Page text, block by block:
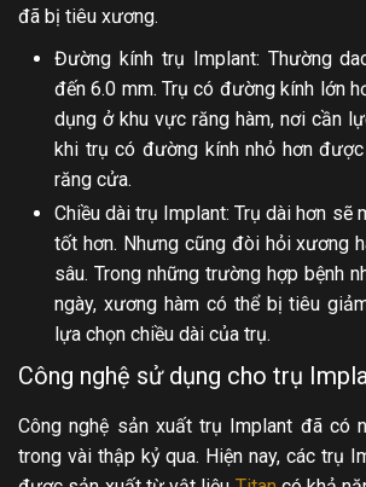
đã bị tiêu xương.
Đường kính trụ Implant: Thường
đến 6.0 mm. Trụ có đường kính lớn
dụng ở khu vực răng hàm, nơi cần
khi trụ có đường kính nhỏ hơn
răng cửa.
Chiều dài trụ Implant: Trụ dài hơn sẽ
tốt hơn. Nhưng cũng đòi hỏi xương
sâu. Trong những trường hợp bệnh
ngày, xương hàm có thể bị tiêu
lựa chọn chiều dài của trụ.
Công nghệ sử dụng cho trụ
Công nghệ sản xuất trụ Implant đã có
trong vài thập kỷ qua. Hiện nay, các trụ